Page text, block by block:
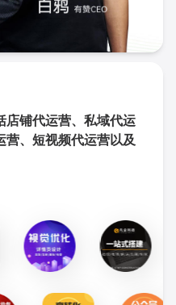
店铺代运营、私域代运
、短视频代运营以及